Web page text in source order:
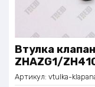
Втулка
ZHAZG1/
Артикул: vtulka-